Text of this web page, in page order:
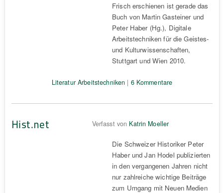
Frisch erschienen ist gerade das
Buch von Martin Gasteiner und
Peter Haber (Hg.), Digitale
Arbeitstechniken für die Geistes-
und Kulturwissenschaften,
Stuttgart und Wien 2010.
Literatur Arbeitstechniken | 6 Kommentare
Hist.net Verfasst von Katrin Moeller
Die Schweizer Historiker Peter
Haber und Jan Hodel publizierten
in den vergangenen Jahren nicht
nur zahlreiche wichtige Beiträge
zum Umgang mit Neuen Medien